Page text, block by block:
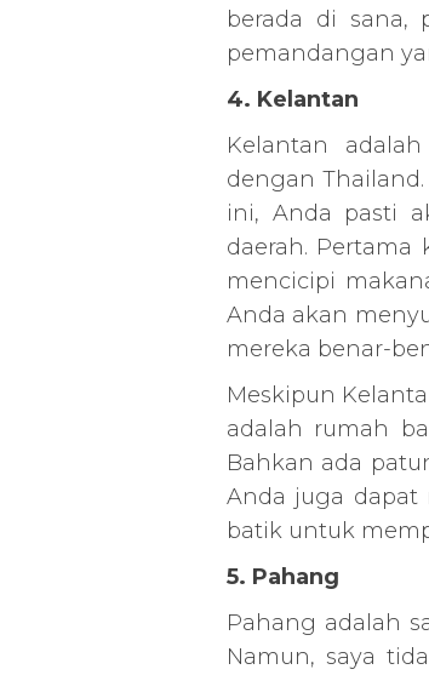
berada di sana,
pemandangan
4. Kelantan
Kelantan
dengan
ini, Anda pasti
daerah.
mencicipi
Anda akan
mereka benar-
Meskipun
adalah rumah
Bahkan ada
Anda juga dapat
batik untuk
5. Pahang
Pahang adalah
Namun, saya